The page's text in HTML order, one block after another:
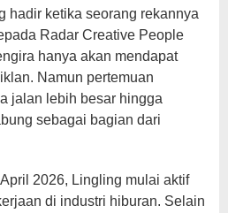
hadir ketika seorang rekannya
Radar Creative People
hanya akan mendapat
Namun pertemuan
jalan lebih besar hingga
sebagai bagian dari
2026, Lingling mulai aktif
di industri hiburan. Selain